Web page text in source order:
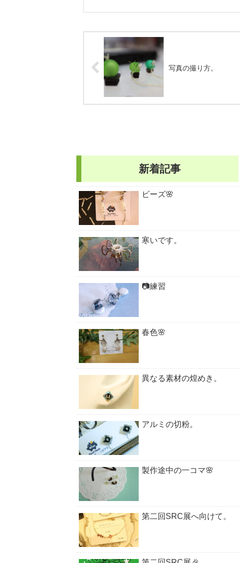
写真の撮り方。
新着記事
ビーズ🌸
寒いです。
📷練習
春色🌸
異なる素材の煌めき。
アルミの切粉。
製作途中の一コマ🌸
第二回SRC展へ向けて。